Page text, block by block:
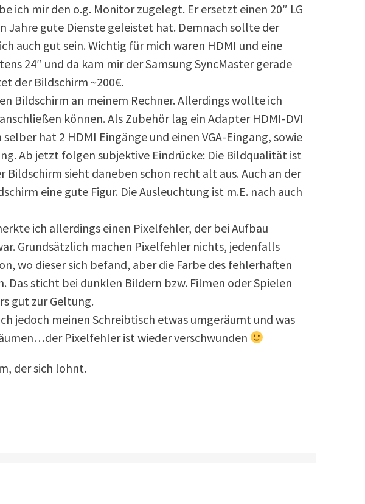
ich mir den o.g. Monitor zugelegt. Er ersetzt einen 20″ LG
Jahre gute Dienste geleistet hat. Demnach sollte der
auch gut sein. Wichtig für mich waren HDMI und eine
24″ und da kam mir der Samsung SyncMaster gerade
der Bildschirm ~200€.
Bildschirm an meinem Rechner. Allerdings wollte ich
können. Als Zubehör lag ein Adapter HDMI-DVI
hat 2 HDMI Eingänge und einen VGA-Eingang, sowie
Ab jetzt folgen subjektive Eindrücke: Die Bildqualität ist
Bildschirm sieht daneben schon recht alt aus. Auch an der
eine gute Figur. Die Ausleuchtung ist m.E. nach auch
ich allerdings einen Pixelfehler, der bei Aufbau
Grundsätzlich machen Pixelfehler nichts, jedenfalls
wo dieser sich befand, aber die Farbe des fehlerhaften
Das sticht bei dunklen Bildern bzw. Filmen oder Spielen
gut zur Geltung.
jedoch meinen Schreibtisch etwas umgeräumt und was
Pixelfehler ist wieder verschwunden
der sich lohnt.